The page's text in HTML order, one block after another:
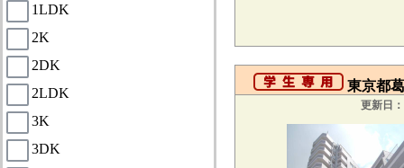
1LDK
2K
2DK
2LDK
3K
3DK
東京都
更新日